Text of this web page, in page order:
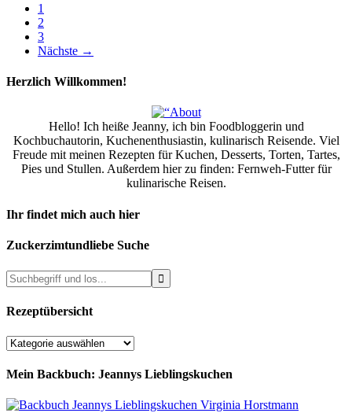
1
2
3
Nächste →
Herzlich Willkommen!
Hello! Ich heiße Jeanny, ich bin Foodbloggerin und
Kochbuchautorin, Kuchenenthusiastin, kulinarisch Reisende. Viel
Freude mit meinen Rezepten für Kuchen, Desserts, Torten, Tartes,
Pies und Stullen. Außerdem hier zu finden: Fernweh-Futter für
kulinarische Reisen.
Ihr findet mich auch hier
Zuckerzimtundliebe Suche
Rezeptübersicht
Rezeptübersicht
Mein Backbuch: Jeannys Lieblingskuchen